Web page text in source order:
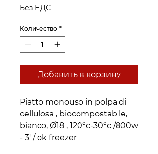
Без НДС
Количество *
Добавить в корзину
Piatto monouso in polpa di
cellulosa , biocompostabile,
bianco, Ø18 , 120°c-30°c /800w
- 3' / ok freezer